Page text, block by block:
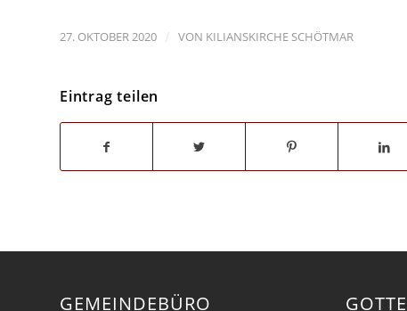
27. OKTOBER 2020 / VON KILIANSKIRCHE SCHÖTMAR
Eintrag teilen
GEMEINDEBÜRO